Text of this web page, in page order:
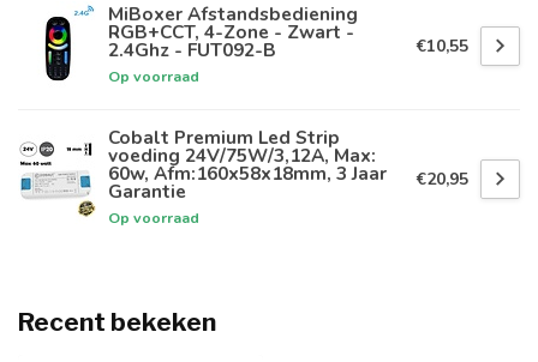
MiBoxer Afstandsbediening
RGB+CCT, 4-Zone - Zwart -
2.4Ghz - FUT092-B
Op voorraad
€10,55
Cobalt Premium Led Strip
voeding 24V/75W/3,12A, Max:
60w, Afm:160x58x18mm, 3 Jaar
Garantie
Op voorraad
€20,95
Recent bekeken